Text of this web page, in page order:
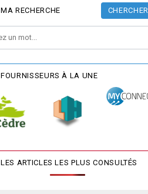
MA RECHERCHE CHERCHER
FOURNISSEURS À LA UNE
LES ARTICLES LES PLUS CONSULTÉS